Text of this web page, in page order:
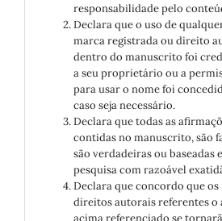
responsabilidade pelo
Declara que o uso de
marca registrada ou direito
dentro do manuscrito foi
a seu proprietário ou a
para usar o nome foi
caso seja necessário.
Declara que todas as
contidas no manuscrito, são
são verdadeiras ou baseadas
pesquisa com razoável
Declara que concordo que os
direitos autorais referentes o
acima referenciado se